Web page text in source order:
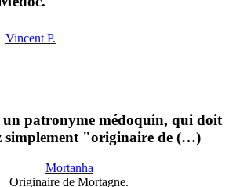
Vincent P.
un patronyme médoquin, qui doit
simplement "originaire de (…)
Mortanha
Originaire de Mortagne.